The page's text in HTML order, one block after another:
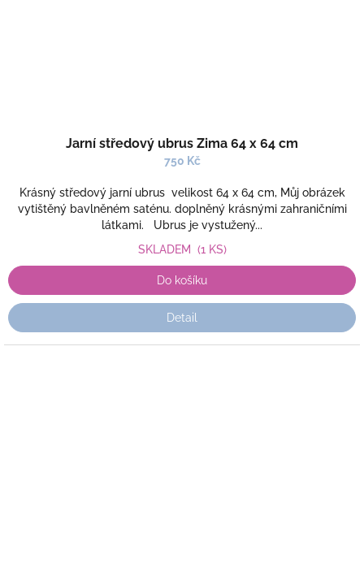
Jarní středový ubrus Zima 64 x 64 cm
750 Kč
Krásný středový jarní ubrus velikost 64 x 64 cm, Můj obrázek
vytištěný bavlněném saténu. doplněný krásnými zahraničními
látkami. Ubrus je vystužený...
SKLADEM (1 KS)
Do košíku
Detail